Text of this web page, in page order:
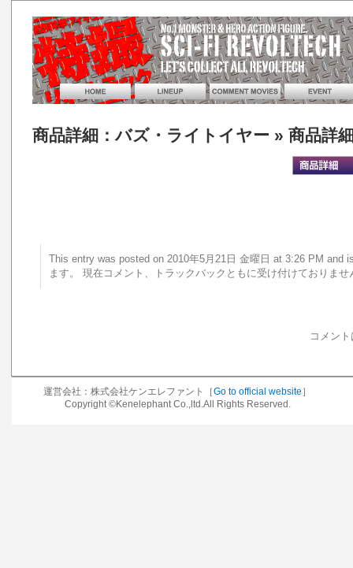
商品詳細：バズ・ライトイヤー » 商品詳
This entry was posted on 2010年5月21日 金曜日 at 3:26 PM
ます。 現在コメント、トラックバックともに受け付けておりませ
コメン
運営会社：株式会社ケンエレファント［Go to official website ］
Copyright ©Kenelephant Co.,ltd.All Rights Reserved.